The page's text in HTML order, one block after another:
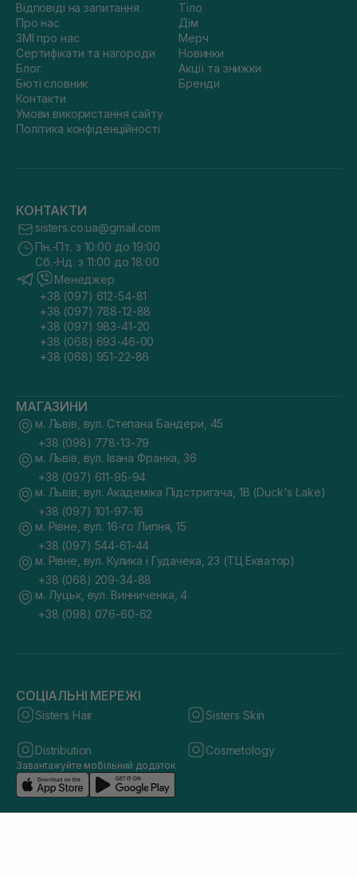
Відповіді на запитання
Про нас
ЗМІ про нас
Сертифікати та нагороди
Блог
Бюті словник
Контакти
Умови використання сайту
Політика конфіденційності
Тіло
Дім
Мерч
Новинки
Акції та знижки
Бренди
КОНТАКТИ
sisters.co.ua@gmail.com
Пн.-Пт. з 10:00 до 19:00
Сб.-Нд. з 11:00 до 18:00
Менеджер
+38 (097) 612-54-81
+38 (097) 788-12-88
+38 (097) 983-41-20
+38 (068) 693-46-00
+38 (068) 951-22-86
МАГАЗИНИ
м. Львів, вул. Степана Бандери, 45
+38 (098) 778-13-79
м. Львів, вул. Івана Франка, 36
+38 (097) 611-95-94
м. Львів, вул. Академіка Підстригача, 1В (Duck's Lake)
+38 (097) 101-97-16
м. Рівне, вул. 16-го Липня, 15
+38 (097) 544-61-44
м. Рівне, вул. Кулика і Гудачека, 23 (ТЦ Екватор)
+38 (068) 209-34-88
м. Луцьк, вул. Винниченка, 4
+38 (098) 076-60-62
СОЦІАЛЬНІ МЕРЕЖІ
Sisters Hair Sisters Skin
Distribution Cosmetology
Завантажуйте мобільний додаток